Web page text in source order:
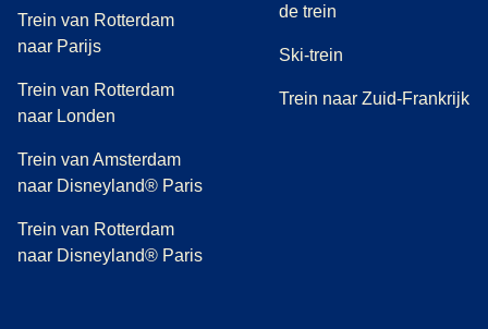
Trein van Rotterdam
naar Parijs
Trein van Rotterdam
naar Londen
Trein van Amsterdam
naar Disneyland® Paris
Trein van Rotterdam
naar Disneyland® Paris
de trein
Ski-trein
Trein naar Zuid-Frankrijk